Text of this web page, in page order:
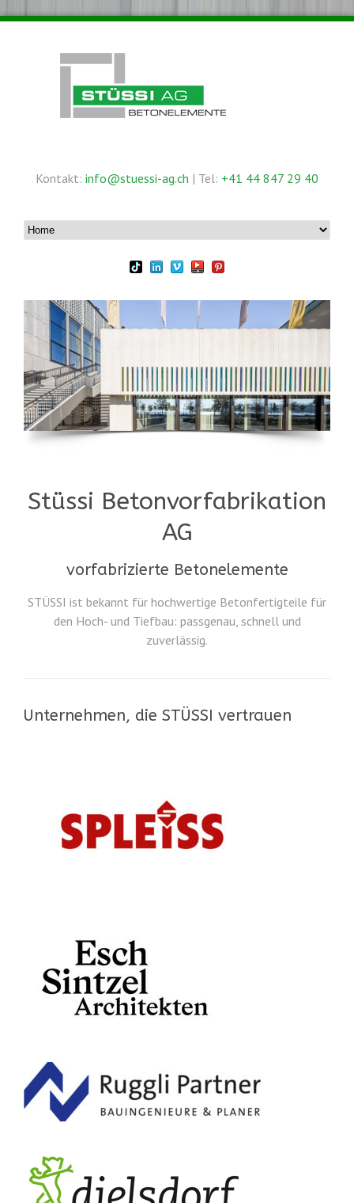
Kontakt: info@stuessi-ag.ch | Tel: +41 44 847 29 40
Stüssi Betonvorfabrikation
AG
vorfabrizierte Betonelemente
STÜSSI ist bekannt für hochwertige Betonfertigteile für
den Hoch- und Tiefbau: passgenau, schnell und
zuverlässig.
Unternehmen, die STÜSSI vertrauen